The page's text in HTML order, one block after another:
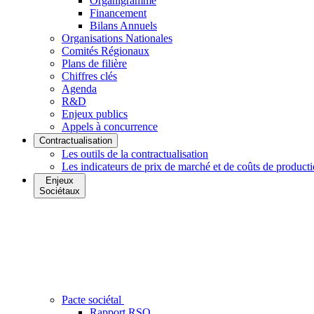
Financement
Bilans Annuels
Organisations Nationales
Comités Régionaux
Plans de filière
Chiffres clés
Agenda
R&D
Enjeux publics
Appels à concurrence
Contractualisation
Les outils de la contractualisation
Les indicateurs de prix de marché et de coûts de
Enjeux
Sociétaux
Pacte sociétal